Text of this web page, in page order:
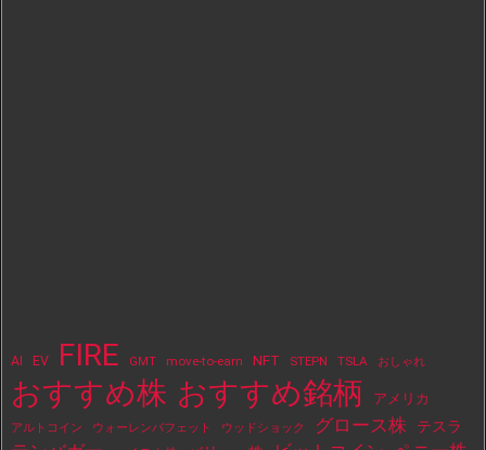
AI EV FIRE GMT move-to-earn NFT STEPN TSLA おしゃれ
おすすめ株 おすすめ銘柄 アメリカ
アルトコイン ウォーレンバフェット ウッドショック グロース株 テスラ